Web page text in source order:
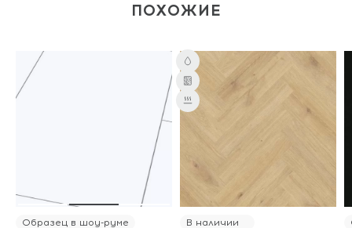
ПОХОЖИЕ
Образец в шоу-руме В наличии